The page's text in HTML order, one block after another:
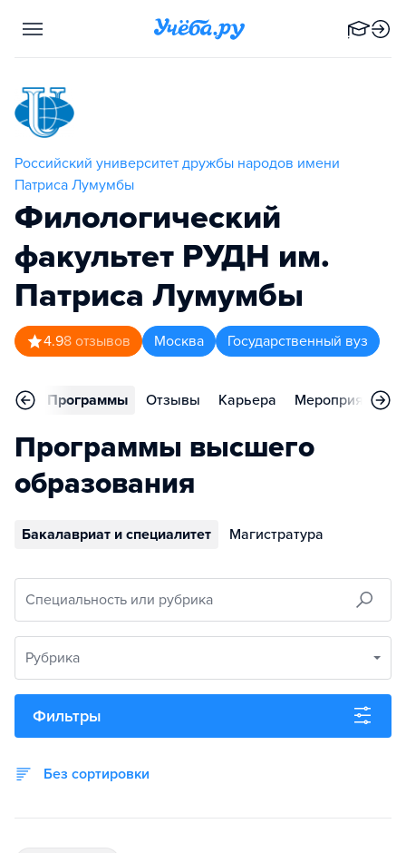
Российский университет дружбы народов имени
Патриса Лумумбы
Филологический
факультет РУДН им.
Патриса Лумумбы
4.98 отзывов Москва Государственный вуз
Программы Отзывы Карьера Мероприятия
Программы высшего
образования
Бакалавриат и специалитет Магистратура
Специальность или рубрика
Рубрика
Фильтры
Без сортировки